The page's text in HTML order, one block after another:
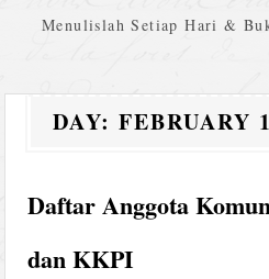
Menulislah Setiap Hari &
DAY:FEBRUARY
Daftar Anggota
dan KKPI